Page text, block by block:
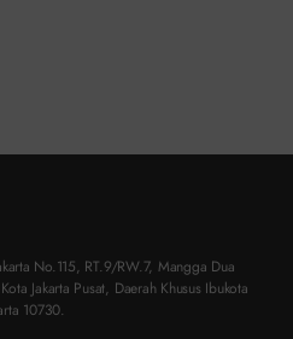
No.115, RT.9/RW.7, Mangga Dua
Jakarta Pusat, Daerah Khusus Ibukota
10730.